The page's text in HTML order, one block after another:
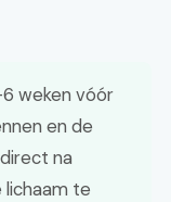
weken vóór
en de
na
lichaam te